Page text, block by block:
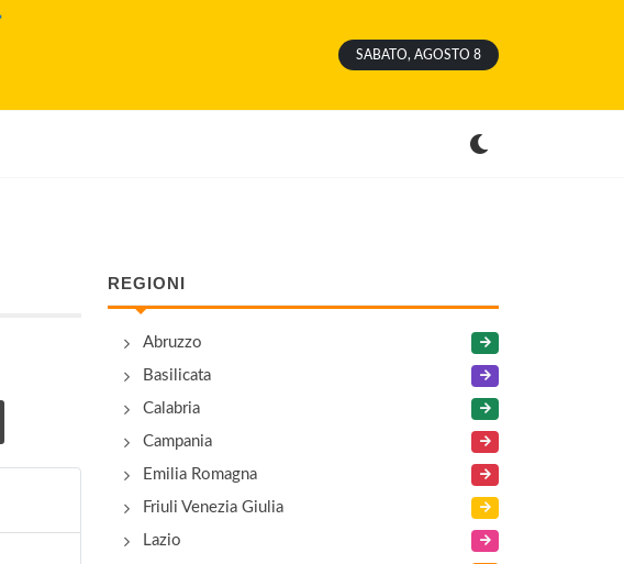
SABATO, AGOSTO 8
REGIONI
Abruzzo
Basilicata
Calabria
Campania
Emilia Romagna
Friuli Venezia Giulia
Lazio